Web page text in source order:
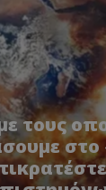
τους
στο